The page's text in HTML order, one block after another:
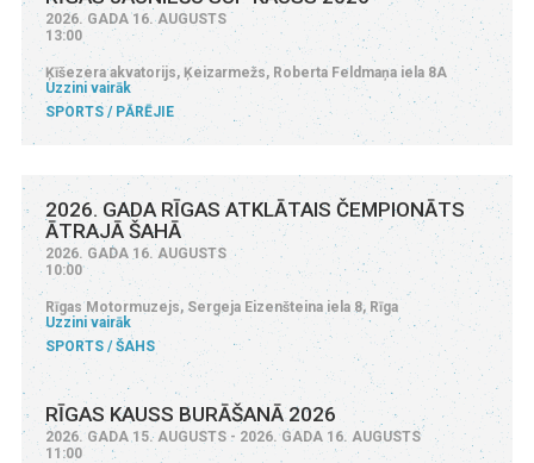
2026. GADA 16. AUGUSTS
13:00
Ķīšezera akvatorijs, Ķeizarmežs, Roberta Feldmaņa iela 8A
Uzzini vairāk
SPORTS
PĀRĒJIE
2026. GADA RĪGAS ATKLĀTAIS ČEMPIONĀTS
ĀTRAJĀ ŠAHĀ
2026. GADA 16. AUGUSTS
10:00
Rīgas Motormuzejs, Sergeja Eizenšteina iela 8, Rīga
Uzzini vairāk
SPORTS
ŠAHS
RĪGAS KAUSS BURĀŠANĀ 2026
2026. GADA 15. AUGUSTS - 2026. GADA 16. AUGUSTS
11:00